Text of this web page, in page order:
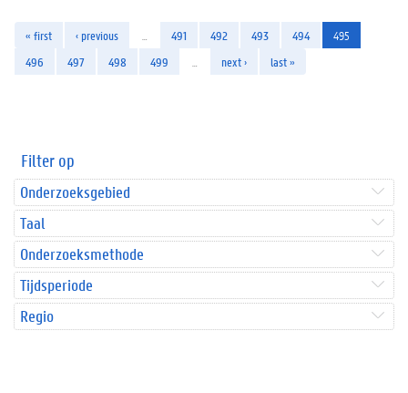
« first ‹ previous 491 492 493 494
495
496
497 498 499 next › last »
Filter op
Onderzoeksgebied
Taal
Onderzoeksmethode
Tijdsperiode
Regio